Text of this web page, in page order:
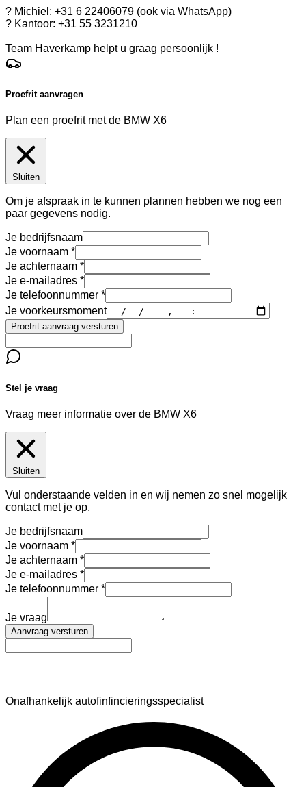
? Michiel: +31 6 22406079 (ook via WhatsApp)
? Kantoor: +31 55 3231210
Team Haverkamp helpt u graag persoonlijk !
Proefrit aanvragen
Plan een proefrit met de BMW X6
Sluiten
Om je afspraak in te kunnen plannen hebben we nog een
paar gegevens nodig.
Je bedrijfsnaam
Je voornaam
Je achternaam
Je e-mailadres
Je telefoonnummer
Je voorkeursmoment
Proefrit aanvraag versturen
Stel je vraag
Vraag meer informatie over de BMW X6
Sluiten
Vul onderstaande velden in en wij nemen zo snel mogelijk
contact met je op.
Je bedrijfsnaam
Je voornaam
Je achternaam
Je e-mailadres
Je telefoonnummer
Je vraag
Aanvraag versturen
Onafhankelijk autofinfincieringsspecialist